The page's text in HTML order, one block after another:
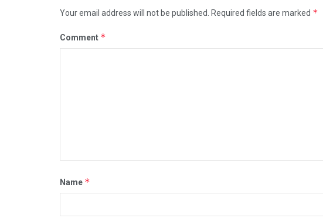
Your email address will not be published. Required fields are marked *
Comment *
Name *